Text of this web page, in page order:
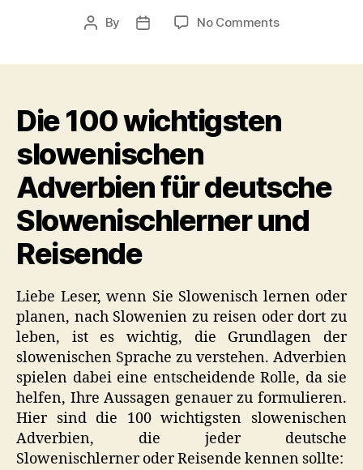
Post
By
Post
No Commentson
(Nützliche
Die 100 wichtigsten
slowenischen
Adverbien für deutsche
Slowenischlerner und
Reisende
Liebe Leser, wenn Sie Slowenisch lernen oder
planen, nach Slowenien zu reisen oder dort zu
leben, ist es wichtig, die Grundlagen der
slowenischen Sprache zu verstehen. Adverbien
spielen dabei eine entscheidende Rolle, da sie
helfen, Ihre Aussagen genauer zu formulieren.
Hier sind die 100 wichtigsten slowenischen
Adverbien, die jeder deutsche
Slowenischlerner oder Reisende kennen sollte: